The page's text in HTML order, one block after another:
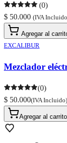
(0)
$ 50.000 (IVA
Agregar al
EXCALIBUR
Mezclador
(0)
$ 50.000(IVA Incluido)
Agregar al carrito